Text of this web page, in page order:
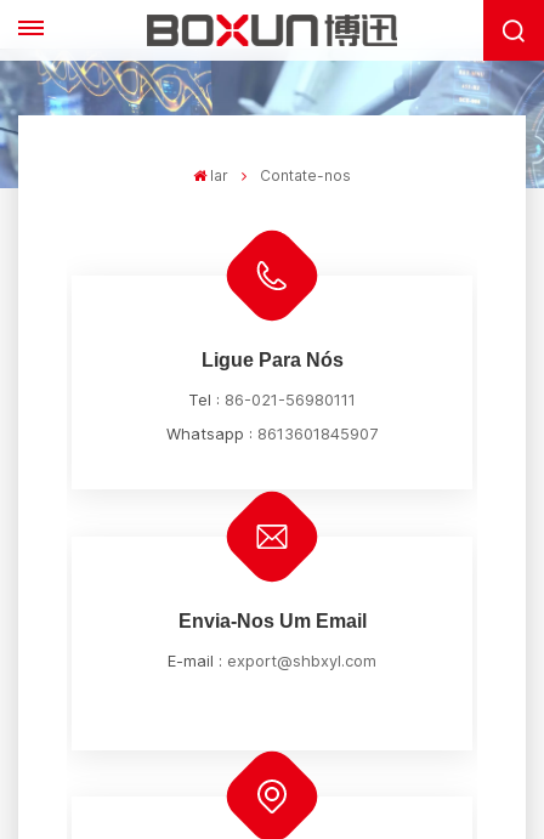
lar Contate-nos
Ligue Para Nós
Tel : 86-021-56980111
Whatsapp : 8613601845907
Envia-Nos Um Email
E-mail : export@shbxyl.com